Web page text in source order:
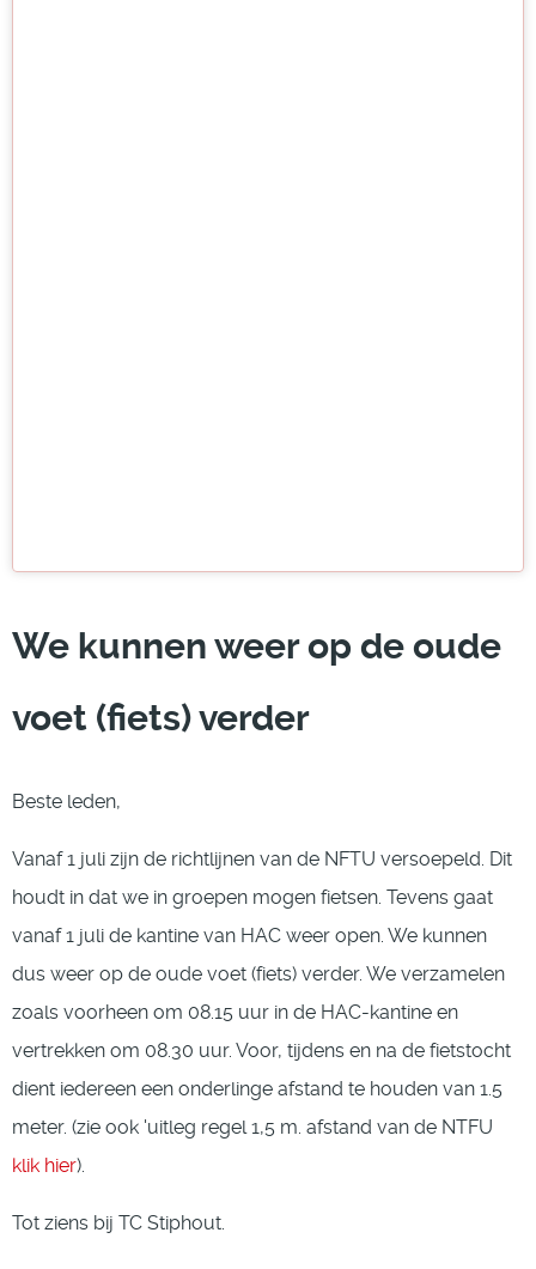
We kunnen weer op de oude
voet (fiets) verder
Beste leden,
Vanaf 1 juli zijn de richtlijnen van de NFTU versoepeld. Dit
houdt in dat we in groepen mogen fietsen. Tevens gaat
vanaf 1 juli de kantine van HAC weer open. We kunnen
dus weer op de oude voet (fiets) verder. We verzamelen
zoals voorheen om 08.15 uur in de HAC-kantine en
vertrekken om 08.30 uur. Voor, tijdens en na de fietstocht
dient iedereen een onderlinge afstand te houden van 1.5
meter. (zie ook 'uitleg regel 1,5 m. afstand van de NTFU
klik hier).
Tot ziens bij TC Stiphout.